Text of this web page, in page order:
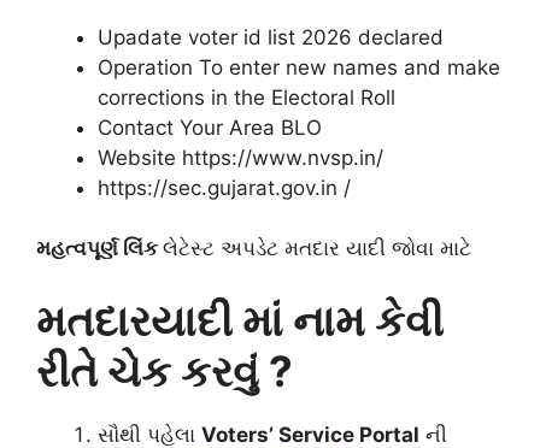
Upadate voter id list 2026 declared
Operation To enter new names and make
corrections in the Electoral Roll
Contact Your Area BLO
Website https://www.nvsp.in/
https://sec.gujarat.gov.in /
મહત્વપૂર્ણ લિંક લેટેસ્ટ અપડેટ મતદાર યાદી જોવા માટે
મતદારયાદી માં નામ કેવી
રીતે ચેક કરવું ?
સૌથી પહેલા Voters’ Service Portal ની